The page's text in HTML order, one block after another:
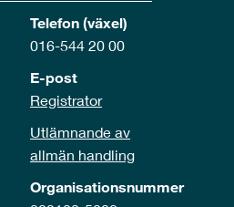
Telefon (växel)
016-544 20 00
E-post
Registrator
Utlämnande av
allmän handling
Organisationsnummer